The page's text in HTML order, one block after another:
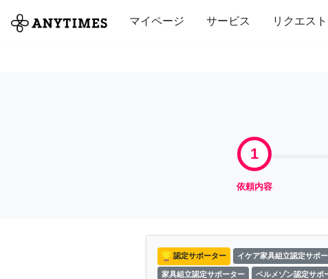
マイページ サービス リクエスト
全て 修理・組立 家事 引っ越し
1
依頼内容
認定サポーター イケア家具組立認定サポ
家具組立認定サポーター ベルメゾン認定サポ